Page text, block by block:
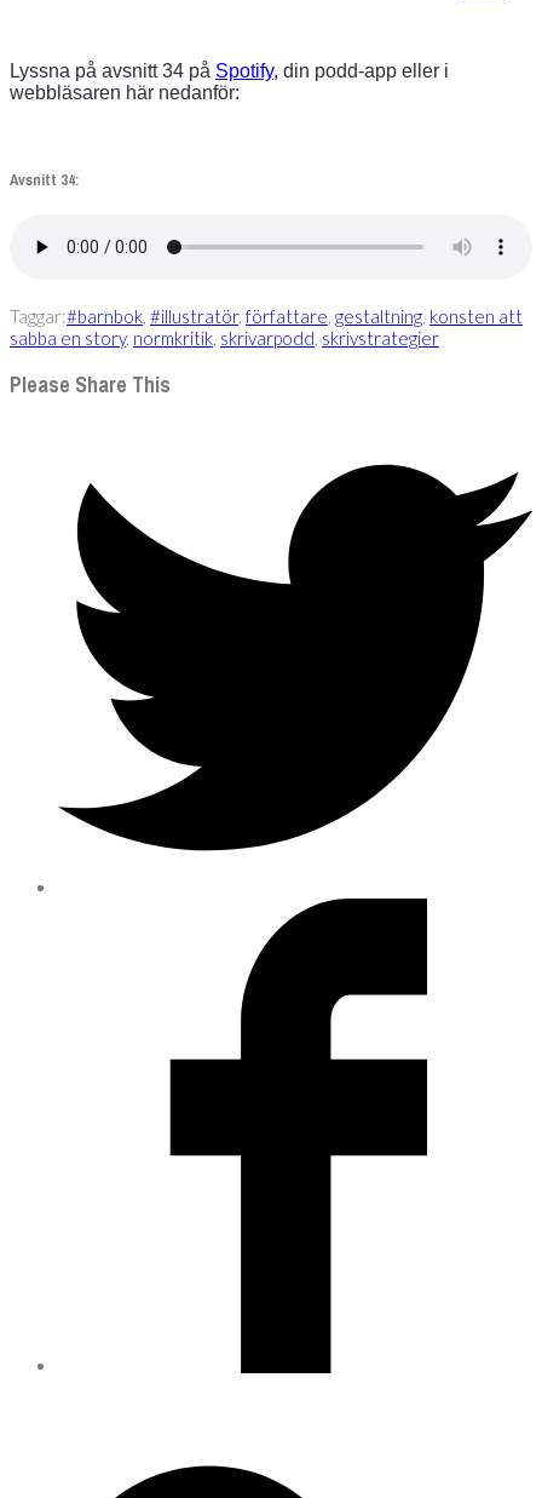
Lyssna på avsnitt 34 på Spotify, din podd-app eller i
webbläsaren här nedanför:
Avsnitt 34:
Taggar:#barnbok, #illustratör, författare, gestaltning, konsten att
sabba en story, normkritik, skrivarpodd, skrivstrategier
Please Share This